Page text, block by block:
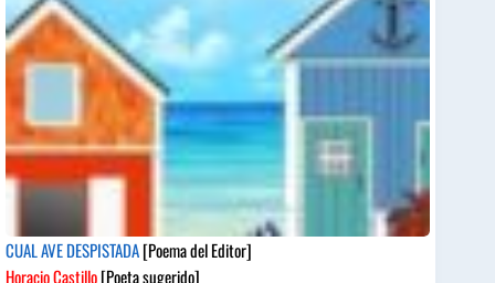
CUAL AVE DESPISTADA[Poema del Editor]
Horacio Castillo[Poeta sugerido]